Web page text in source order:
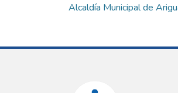
Alcaldía Municipal de